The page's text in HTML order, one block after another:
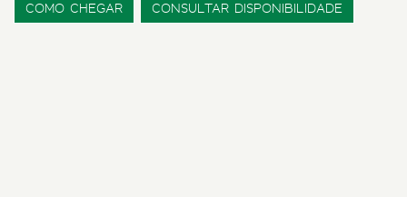
COMO CHEGAR CONSULTAR DISPONIBILIDADE